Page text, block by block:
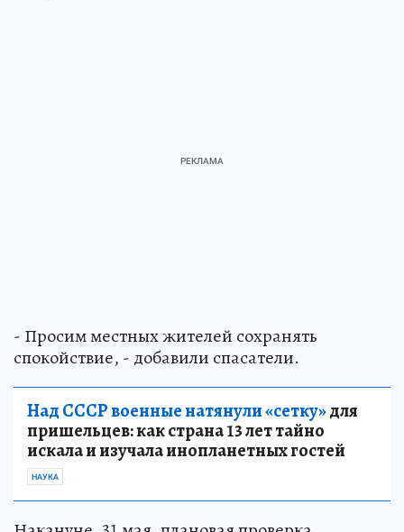
- Просим местных жителей сохранять
спокойствие, - добавили спасатели.
Над СССР военные натянули «сетку»для
пришельцев: как страна 13 лет тайно
искала и изучала инопланетных гостей
НАУКА